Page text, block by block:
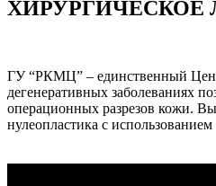
ГУ “РКМЦ” – единственный
дегенеративных заболеваниях
операционных разрезов кожи.
нулеопластика с